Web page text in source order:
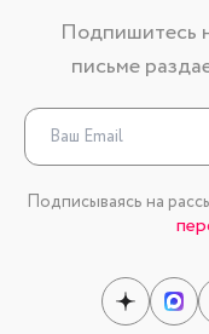
Подпишитесь
письме
Подписываясь на